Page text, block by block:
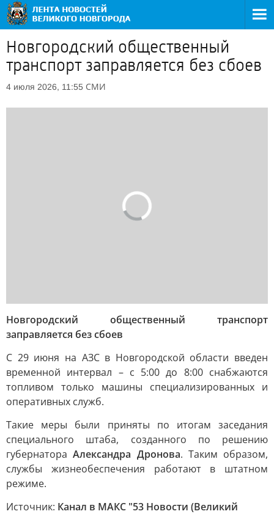
Новгородский общественный
транспорт заправляется без сбоев
4 июля 2026, 11:55 СМИ
Новгородский общественный транспорт
заправляется без сбоев
С 29 июня на АЗС в Новгородской области введен
временной интервал – с 5:00 до 8:00 снабжаются
топливом только машины специализированных и
оперативных служб.
Такие меры были приняты по итогам заседания
специального штаба, созданного по решению
губернатораАлександра Дронова. Таким образом,
службы жизнеобеспечения работают в штатном
режиме.
Источник: Канал в МАКС "53 Новости (Великий